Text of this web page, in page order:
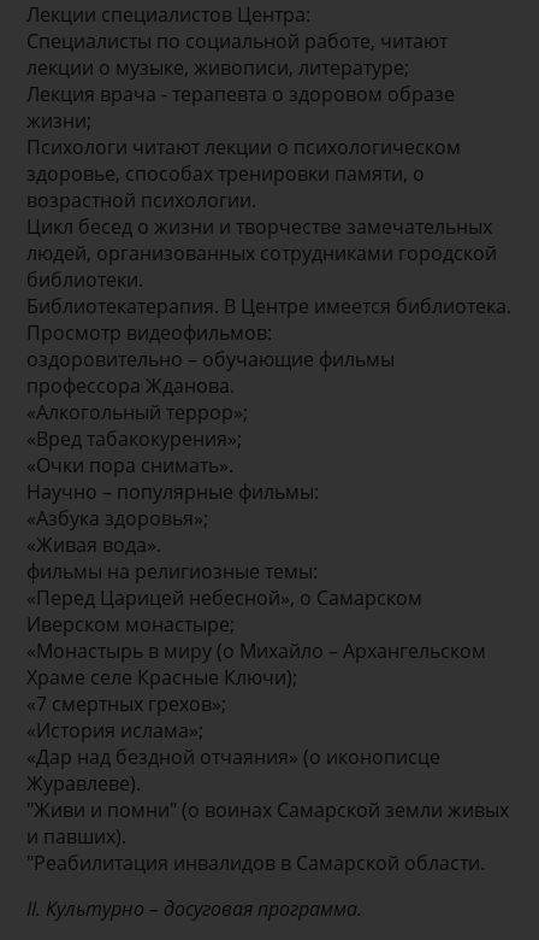
Лекции специалистов Центра:
Специалисты по социальной работе, читают
лекции о музыке, живописи, литературе;
Лекция врача - терапевта о здоровом образе
жизни;
Психологи читают лекции о психологическом
здоровье, способах тренировки памяти, о
возрастной психологии.
Цикл бесед о жизни и творчестве замечательных
людей, организованных сотрудниками городской
библиотеки.
Библиотекатерапия. В Центре имеется библиотека.
Просмотр видеофильмов:
оздоровительно – обучающие фильмы
профессора Жданова.
«Алкогольный террор»;
«Вред табакокурения»;
«Очки пора снимать».
Научно – популярные фильмы:
«Азбука здоровья»;
«Живая вода».
фильмы на религиозные темы:
«Перед Царицей небесной», о Самарском
Иверском монастыре;
«Монастырь в миру (о Михайло – Архангельском
Храме селе Красные Ключи);
«7 смертных грехов»;
«История ислама»;
«Дар над бездной отчаяния» (о иконописце
Журавлеве).
"Живи и помни" (о воинах Самарской земли живых
и павших).
"Реабилитация инвалидов в Самарской области.
II. Культурно – досуговая программа.